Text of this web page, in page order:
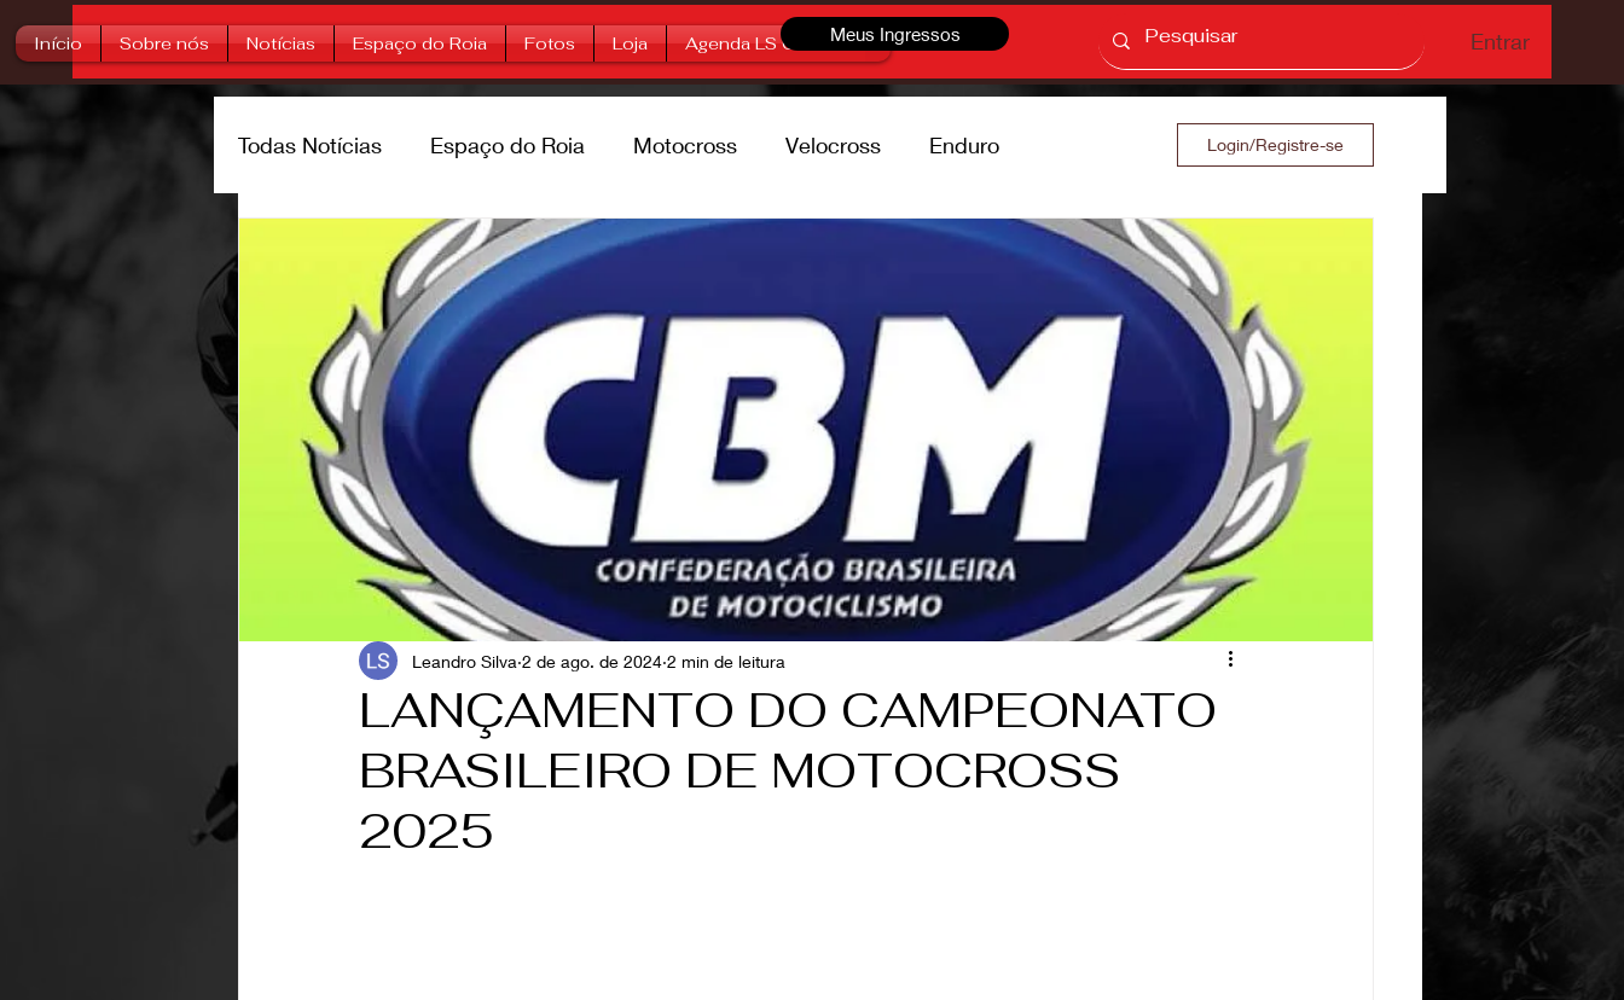
Início Sobre nós Notícias Espaço do Roia Fotos Loja Agenda LS OffroadMeus Ingressos Entrar
Todas Notícias Espaço do Roia Motocross Velocross Enduro
Rally Supercross Marcas
Login/Registre-se
LANÇAMENTO DO CAMPEONATO
BRASILEIRO DE MOTOCROSS
2025
Leandro Silva 2 de ago. de 2024 2 min de leitura